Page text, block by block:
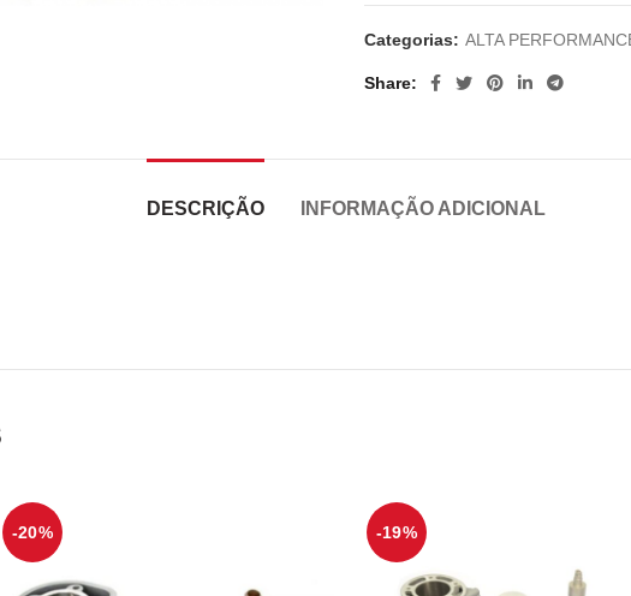
Categorias: ALTA
Share
DESCRIÇÃO INFORMAÇÃO ADICIONAL
-20% -19%